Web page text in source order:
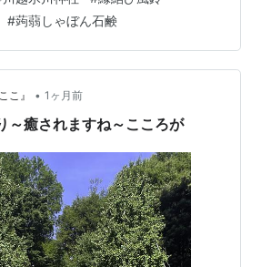
戸川越一番街商店街を散策して 『蒟
購入。 ぷるんぷるんの石鹸で、 とっ
ターで手を洗わせてもらったら、 あ
て、即決。 効能などの違いで、種類
川越店人気ナンバーワン！残りわず
#蒟蒻しゃぼん石鹸
こ』 • 1ヶ月前
～癒されますね～こころが